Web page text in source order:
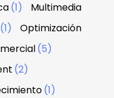
(1)
Multimedia
(1)
Optimización
(5)
(2)
(1)